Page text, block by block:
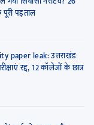
पड़ताल
paper leak: उत्तराखंड
रद्द, 12 कॉलेजों के छात्र